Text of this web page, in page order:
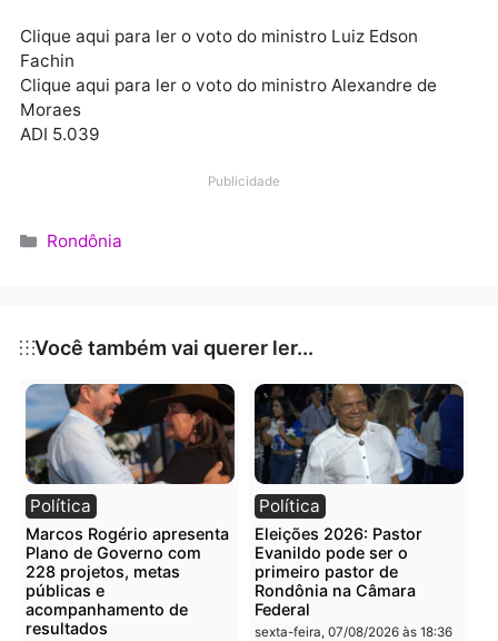
certamente deverão guiar o legislador a eleger
critérios com prudência e proporcionalidade.
“Se se admite a regulamentação de aposentadoria
(menor tempo de contribuição e, consequentemente,
regime previdenciário), não há razão para afastar de
Fachin
Clique aqui para ler o voto do ministro Alexandre de
Moraes
ADI 5.039
Publicidade
Categorias
Rondônia